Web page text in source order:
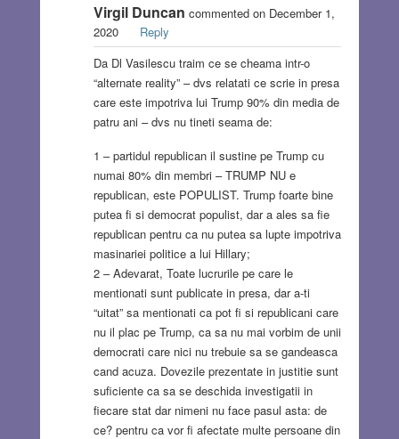
Virgil Duncan commented on December 1,
2020
Reply
Da Dl Vasilescu traim ce se cheama intr-o
“alternate reality” – dvs relatati ce scrie in presa
care este impotriva lui Trump 90% din media de
patru ani – dvs nu tineti seama de:
1 – partidul republican il sustine pe Trump cu
numai 80% din membri – TRUMP NU e
republican, este POPULIST. Trump foarte bine
putea fi si democrat populist, dar a ales sa fie
republican pentru ca nu putea sa lupte impotriva
masinariei politice a lui Hillary;
2 – Adevarat, Toate lucrurile pe care le
mentionati sunt publicate in presa, dar a-ti
“uitat” sa mentionati ca pot fi si republicani care
nu il plac pe Trump, ca sa nu mai vorbim de unii
democrati care nici nu trebuie sa se gandeasca
cand acuza. Dovezile prezentate in justitie sunt
suficiente ca sa se deschida investigatii in
fiecare stat dar nimeni nu face pasul asta: de
ce? pentru ca vor fi afectate multe persoane din